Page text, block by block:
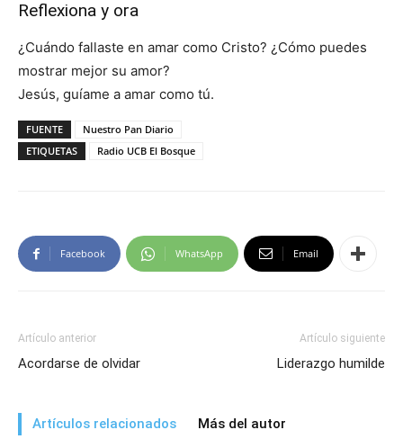
Reflexiona y ora
¿Cuándo fallaste en amar como Cristo? ¿Cómo puedes
mostrar mejor su amor?
Jesús, guíame a amar como tú.
FUENTE
Nuestro Pan Diario
ETIQUETAS
Radio UCB El Bosque
Facebook WhatsApp Email
Artículo anterior
Acordarse de olvidar
Artículo siguiente
Liderazgo humilde
Artículos relacionados Más del autor